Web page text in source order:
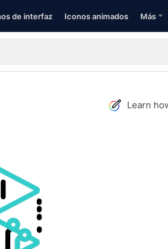
de interfaz Iconos animados Más
Learn